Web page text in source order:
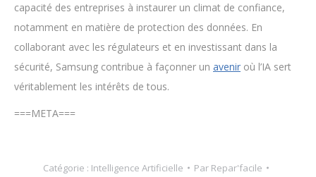
capacité des entreprises à instaurer un climat de confiance,
notamment en matière de protection des données. En
collaborant avec les régulateurs et en investissant dans la
sécurité, Samsung contribue à façonner un avenir où l’IA sert
véritablement les intérêts de tous.
===META===
Catégorie : Intelligence Artificielle Par Repar'facile